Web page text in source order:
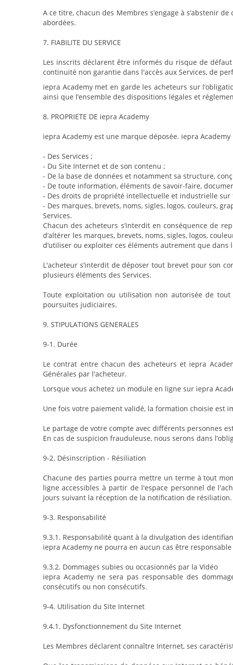
A ce titre, chacun des Membres s’engage à s’abstenir
abordées.
7. FIABILITE DU SERVICE
Les inscrits déclarent être informés du risque de
continuité non garantie dans l'accès aux Services, de
iepra Academy met en garde les acheteurs sur
ainsi que l’ensemble des dispositions légales et
8. PROPRIETE DE iepra Academy
iepra Academy est une marque déposée. iepra
- Des Services ;
- Du Site Internet et de son contenu ;
- De la base de données et notamment sa structure,
- De toute information, éléments de savoir-faire,
- Des droits de propriété intellectuelle et industrielle sur
- Des marques, brevets, noms, sigles, logos, couleurs,
Services.
Chacun des acheteurs s’interdit en conséquence de
d’altérer les marques, brevets, noms, sigles, logos,
d’utiliser ou exploiter ces éléments autrement que dans
L'acheteur s’interdit de déposer tout brevet pour son
plusieurs éléments des Services.
Toute exploitation ou utilisation non autorisée de
poursuites judiciaires.
9. STIPULATIONS GENERALES
9-1. Durée
Le contrat entre chacun des acheteurs et iepra
Générales par l'acheteur.
Lorsque vous achetez un module en ligne sur iepra
Une fois votre paiement validé, la formation choisie est
Le partage de votre compte avec différents personnes
En cas de suspicion frauduleuse, nous serons dans
9-2. Désinscription - Résiliation
Chacune des parties pourra mettre un terme à tout
ligne accessibles à partir de l'espace personnel de
jours suivant la réception de la notification de résiliation.
9-3. Responsabilité
9.3.1. Responsabilité quant à la divulgation des
iepra Academy ne pourra en aucun cas être
9.3.2. Dommages subies ou occasionnés par la Vidéo
iepra Academy ne sera pas responsable des
consécutifs ou non consécutifs.
9-4. Utilisation du Site Internet
9.4.1. Dysfonctionnement du Site Internet
Les Membres déclarent connaître Internet, ses